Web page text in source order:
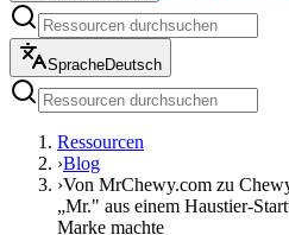
SpracheDeutsch
Ressourcen
›Blog
›Von MrChewy.com zu
„Mr." aus einem Haustier-
Marke machte